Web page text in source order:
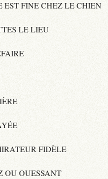
EST FINE CHEZ LE CHIEN
LE LIEU
FIDÈLE
OU OUESSANT